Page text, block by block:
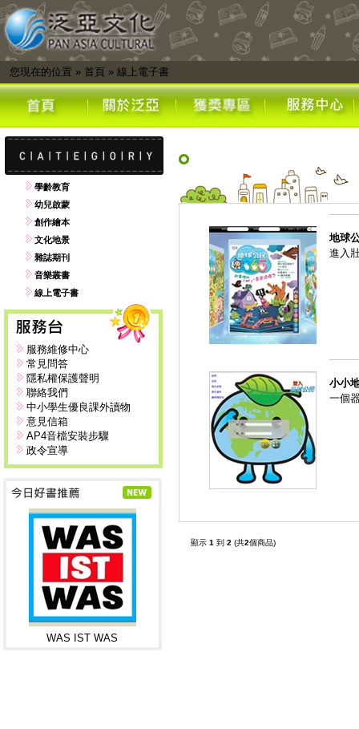
您現在的位置 » 首頁 » 線上電子書
學齡教育
幼兒啟蒙
創作繪本
文化地景
雜誌期刊
音樂叢書
線上電子書
服務維修中心
常見問答
隱私權保護聲明
聯絡我們
中小學生優良課外讀物
意見信箱
AP4音檔安裝步驟
政令宣導
WAS IST WAS
地球
進入
小小
一個
顯示 1 到 2 (共2個商品)